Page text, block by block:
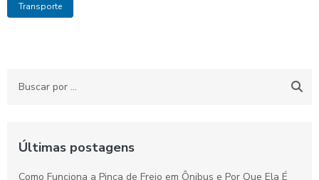
Transporte
Últimas postagens
Como Funciona a Pinça de Freio em Ônibus e Por Que Ela É